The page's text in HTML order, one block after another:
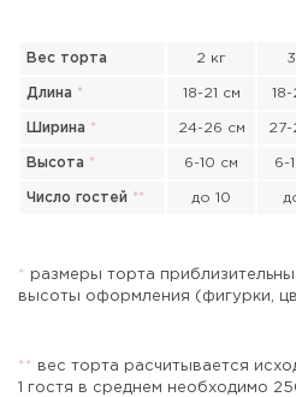
Вес торта 2 кг
Длина * 18-21 см 18-
Ширина * 24-26 см 27-
Высота * 6-10 см 6-
Число гостей ** до 10
*
размеры торта
высоты оформления (фигурки,
* *
вес торта расчитывается
1 гостя в среднем необходимо
Прикрепить файл или